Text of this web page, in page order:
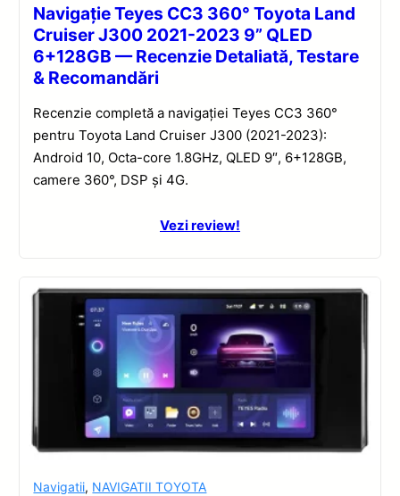
Navigație Teyes CC3 360° Toyota Land
Cruiser J300 2021-2023 9” QLED
6+128GB — Recenzie Detaliată, Testare
& Recomandări
Recenzie completă a navigației Teyes CC3 360°
pentru Toyota Land Cruiser J300 (2021-2023):
Android 10, Octa-core 1.8GHz, QLED 9″, 6+128GB,
camere 360°, DSP și 4G.
Vezi review!
Navigatii, NAVIGATII TOYOTA